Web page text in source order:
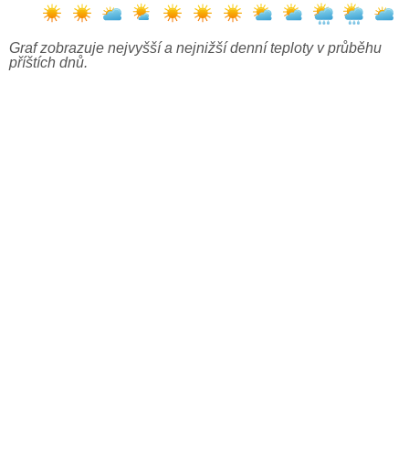
Graf zobrazuje nejvyšší a nejnižší denní teploty v průběhu
příštích dnů.